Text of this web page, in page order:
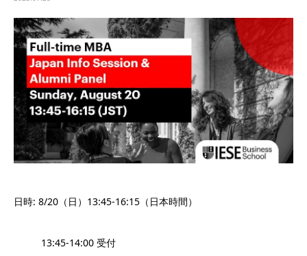
日時: 8/20（日）13:45-16:15（日本時間）
13:45-14:00 受付